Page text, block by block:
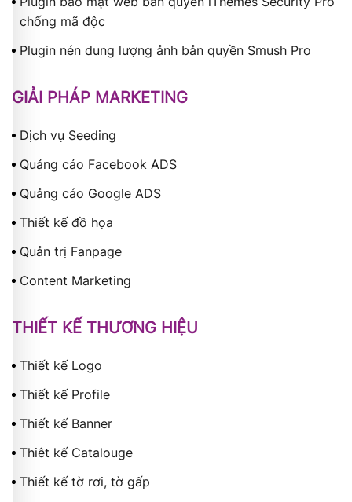
chống mã độc
Plugin nén dung lượng ảnh bản quyền Smush Pro
GIẢI PHÁP MARKETING
Dịch vụ Seeding
Quảng cáo Facebook ADS
Quảng cáo Google ADS
Thiết kế đồ họa
Quản trị Fanpage
Content Marketing
THIẾT KẾ THƯƠNG HIỆU
Thiết kế Logo
Thiết kế Profile
Thiết kế Banner
Thiêt kế Catalouge
Thiết kế tờ rơi, tờ gấp